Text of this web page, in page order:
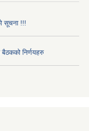
सूचना !!!
बैठकको निर्णयहरु